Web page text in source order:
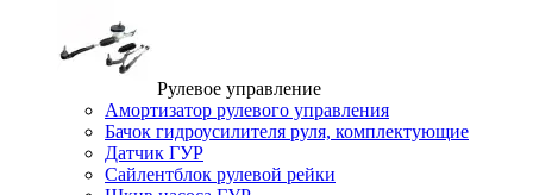
Рулевое управление
Амортизатор рулевого управления
Бачок гидроусилителя руля, комплектующие
Датчик ГУР
Сайлентблок рулевой рейки